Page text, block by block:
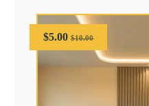
$10.00
$5.00